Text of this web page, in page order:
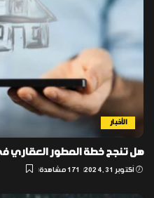
الأخبار
هل تنجح خطة المطور العقاري
أكتوبر 31, 2024 171 مشاهدة